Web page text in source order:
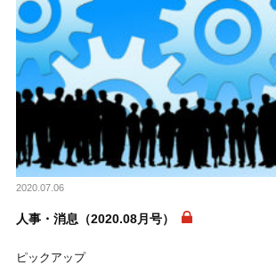
2020.07.06
人事・消息（2020.08月号）
ピックアップ